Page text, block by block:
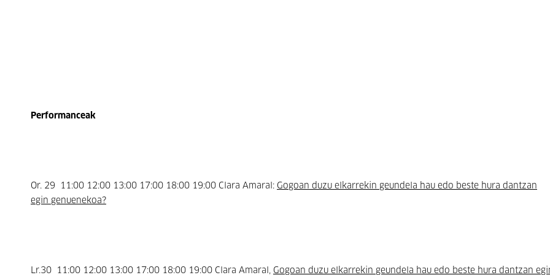
Performanceak
Or. 29 11:00 12:00 13:00 17:00 18:00 19:00 Clara Amaral: Gogoan duzu elkarrekin geundela hau edo beste hura dantzan
egin genuenekoa?
Lr.30 11:00 12:00 13:00 17:00 18:00 19:00 Clara Amaral, Gogoan duzu elkarrekin geundela hau edo beste hura dantzan